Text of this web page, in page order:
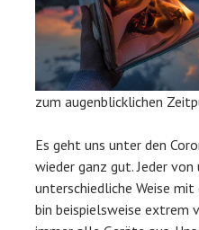
zum augenblicklichen
Es geht uns unter den
wieder ganz gut. Jeder
unterschiedliche Weise mit
bin beispielsweise extrem